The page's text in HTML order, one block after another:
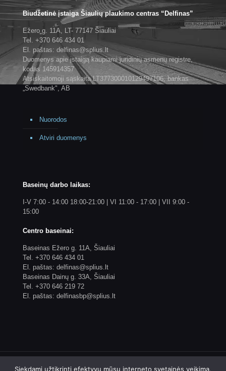
Biudžetinė įstaiga Šiaulių plaukimo centras “Delfinas”
Ežero g. 11A, LT- 77147 Šiauliai
Tel. +370 646 434 01
El. paštas: delfinas@splius.lt
Duomenys apie įstaigą kaupiami juridinių asmenų registre,
kodas 145914357
Atsiskaitomoji sąskaita LT377300010129497106, bankas
„Swedbank", AB
Nuorodos
Atviri duomenys
Baseinų darbo laikas:
I-V 7:00 - 14:00 18:00-21:00 | VI 11:00 - 17:00 | VII 9:00 -
15:00
Centro baseinai:
Baseinas Ežero g. 11A, Šiauliai
Tel. +370 646 434 01
El. paštas: delfinas@splius.lt
Baseinas Dainų g. 33A, Šiauliai
Tel. +370 646 219 72
El. paštas: delfinasbp@splius.lt
Siekdami užtikrinti efektyvų mūsų interneto svetainės veikimą,